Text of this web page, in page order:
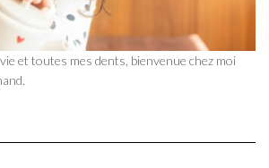
et toutes mes dents, bienvenue chez moi